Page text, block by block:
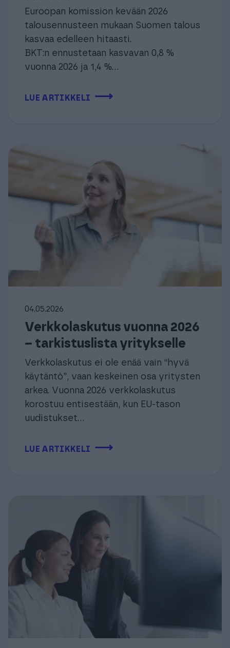
Euroopan komission kevään 2026
talousennusteen mukaan Suomen talous
kasvaa edelleen hitaasti.
BKT:n ennustetaan kasvavan 0,8 %
vuonna 2026 ja 1,4 %...
LUE ARTIKKELI ⟶
04.05.2026
Verkkolaskutus vuonna 2026
– tarkistuslista yritykselle
Verkkolaskutus ei ole enää vain “hyvä
käytäntö”, vaan keskeinen osa yritysten
arkea. Vuonna 2026 verkkolaskutus
korostuu entisestään, kun EU-tason
uudistukset...
LUE ARTIKKELI ⟶